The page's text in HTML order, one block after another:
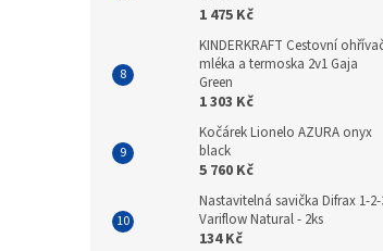
1 475 Kč
KINDERKRAFT Cestovní
mléka a termoska 2v1 Gaja
Green
1 303 Kč
Kočárek Lionelo AZURA onyx
black
5 760 Kč
Nastavitelná savička Difrax 1-
Variflow Natural - 2ks
134 Kč